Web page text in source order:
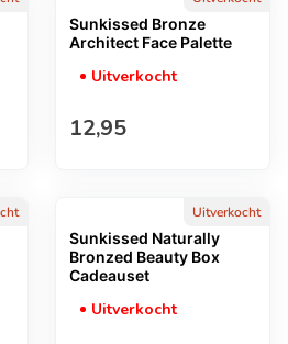
Sunkissed Bronze
Architect Face Palette
Uitverkocht
Normale prijs
12,95
Uitverkocht
Sunkissed Naturally
Bronzed Beauty Box
Cadeauset
Uitverkocht